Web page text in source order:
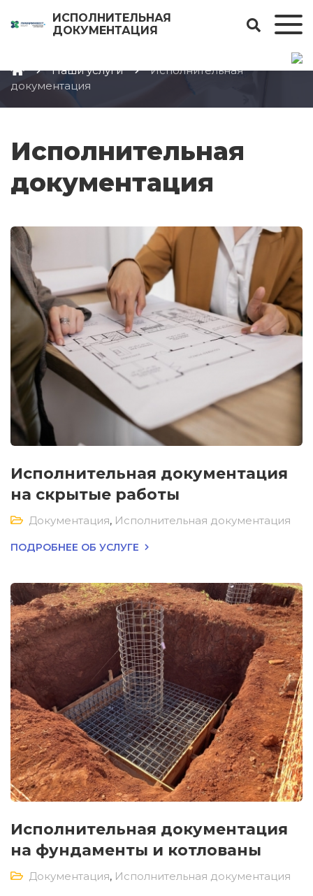
ИСПОЛНИТЕЛЬНАЯ
ДОКУМЕНТАЦИЯ
Наши услуги
Исполнительная
документация
Исполнительная
документация
Исполнительная документация
на скрытые работы
Документация, Исполнительная документация
ПОДРОБНЕЕ ОБ УСЛУГЕ
Исполнительная документация
на фундаменты и котлованы
Документация, Исполнительная документация